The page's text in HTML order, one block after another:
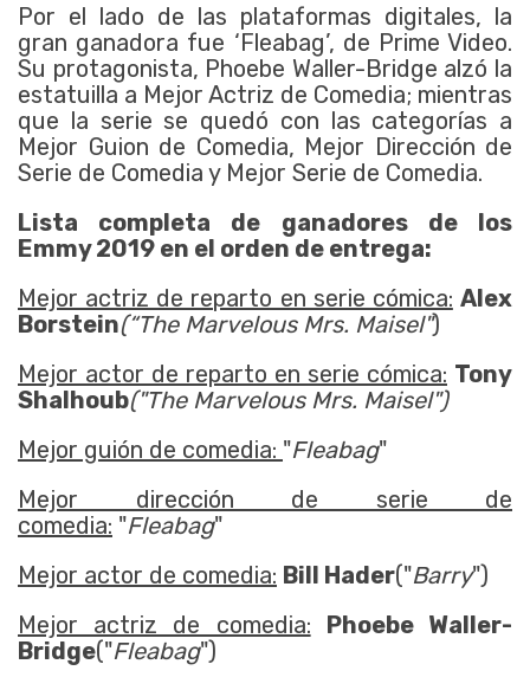
Por el lado de las plataformas digitales, la
gran ganadora fue ‘Fleabag’, de Prime Video.
Su protagonista, Phoebe Waller-Bridge alzó la
estatuilla a Mejor Actriz de Comedia; mientras
que la serie se quedó con las categorías a
Mejor Guion de Comedia, Mejor Dirección de
Serie de Comedia y Mejor Serie de Comedia.
Lista completa de ganadores de los
Emmy 2019 en el orden de entrega:
Mejor actriz de reparto en serie cómica: Alex
Borstein(“The Marvelous Mrs. Maisel")
Mejor actor de reparto en serie cómica: Tony
Shalhoub("The Marvelous Mrs. Maisel")
Mejor guión de comedia: "Fleabag"
Mejor dirección de serie de
comedia: "Fleabag"
Mejor actor de comedia: Bill Hader("Barry")
Mejor actriz de comedia:
Phoebe Waller-
Bridge("Fleabag")